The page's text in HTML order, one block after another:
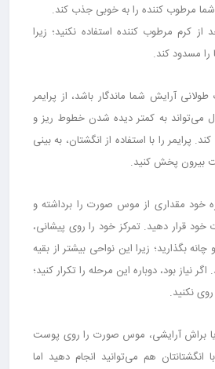
مرطوب کننده را به خوبی جذب کند.
کرم مرطوب کننده استفاده نکنید؛ زیرا
مسدود کند.
آرایش شما ماندگار باشد، از پرایمر
می‌تواند به کمتر دیده شدن خطوط ریز و
را با استفاده از انگشتان، به بینی
بیرون پخش کنید.
خود مقداری از موس صورت را برداشته و
قرار دهید. تمرکز خود را روی پیشانی،
بگذارید؛ زیرا این نواحی بیشتر از بقیه
بود، دوباره این مرحله را تکرار کنید؛
روی نکنید.
یا براش آرایشی، موس صورت را روی پوست
هم می‌توانید انجام دهید اما